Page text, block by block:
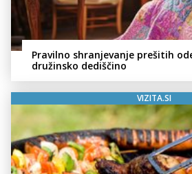
Pravilno shranjevanje prešitih
družinsko dediščino
VIZITA.SI